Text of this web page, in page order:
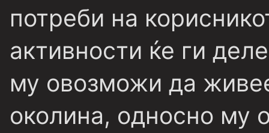
потреби на
активности ќе ги
му овозможи да
околина, односно му